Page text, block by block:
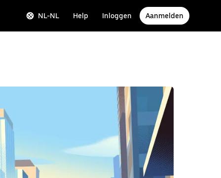
NL-NL Help Inloggen Aanmelden